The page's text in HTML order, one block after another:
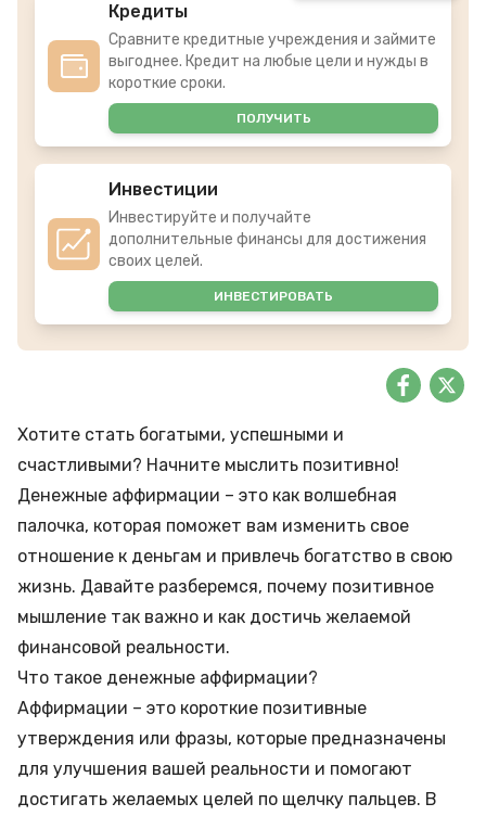
Кредиты
Сравните кредитные учреждения и займите
выгоднее. Кредит на любые цели и нужды в
короткие сроки.
ПОЛУЧИТЬ
Инвестиции
Инвестируйте и получайте
дополнительные финансы для достижения
своих целей.
ИНВЕСТИРОВАТЬ
Хотите стать богатыми, успешными и
счастливыми? Начните мыслить позитивно!
Денежные аффирмации – это как волшебная
палочка, которая поможет вам изменить свое
отношение к деньгам и привлечь богатство в свою
жизнь. Давайте разберемся, почему позитивное
мышление так важно и как достичь желаемой
финансовой реальности.
Что такое денежные аффирмации?
Аффирмации – это короткие позитивные
утверждения или фразы, которые предназначены
для улучшения вашей реальности и помогают
достигать желаемых целей по щелчку пальцев. В